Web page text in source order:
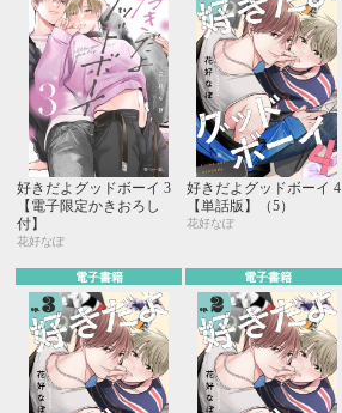
好きだよグッドボーイ 3
【電子限定かきおろし
付】
花好なぽ
好きだよグッドボーイ 4
【単話版】（5）
花好なぽ
電子書籍 電子書籍